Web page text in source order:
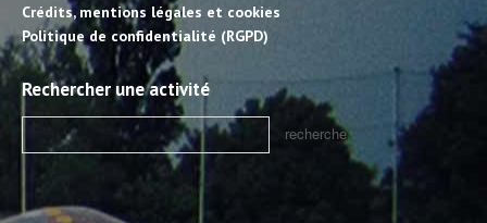
Crédits, mentions légales et cookies
Politique de confidentialité (RGPD)
Rechercher une activité